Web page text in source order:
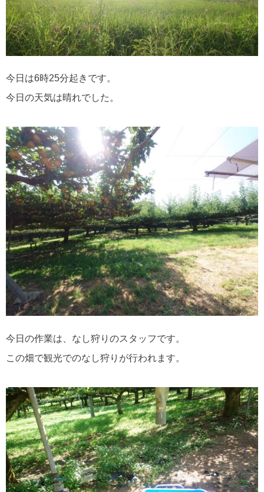
今日は6時25分起きです。
今日の天気は晴れでした。
今日の作業は、なし狩りのスタッフです。
この畑で観光でのなし狩りが行われます。